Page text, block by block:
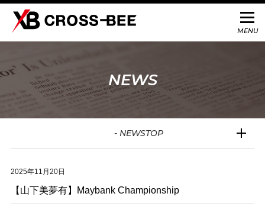
NEWS
2025年11月20日
【山下美夢有】Maybank Championship
- NEWSTOP